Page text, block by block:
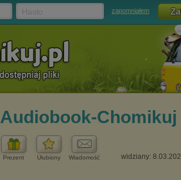
zapomniałem
Audiobook-Chomikuj
Prezent Ulubiony Wiadomość widziany: